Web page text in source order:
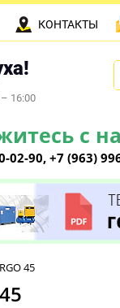
16:00
с
02-90, +7 (963)
КОНТАКТЫ
45